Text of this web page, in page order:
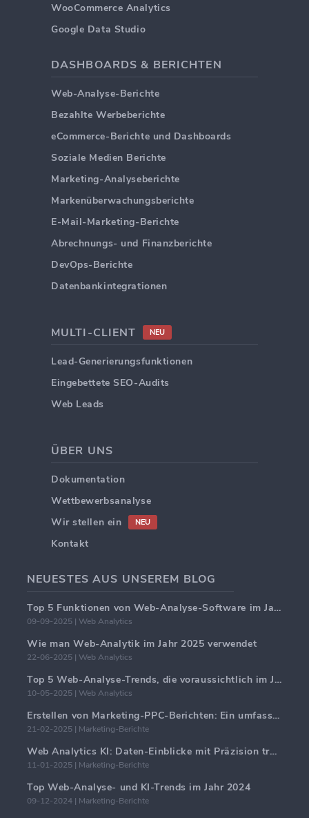
WooCommerce Analytics
Google Data Studio
DASHBOARDS & BERICHTEN
Web-Analyse-Berichte
Bezahlte Werbeberichte
eCommerce-Berichte und Dashboards
Soziale Medien Berichte
Marketing-Analyseberichte
Markenüberwachungsberichte
E-Mail-Marketing-Berichte
Abrechnungs- und Finanzberichte
DevOps-Berichte
Datenbankintegrationen
MULTI-CLIENT NEU
Lead-Generierungsfunktionen
Eingebettete SEO-Audits
Web Leads
ÜBER UNS
Dokumentation
Wettbewerbsanalyse
Wir stellen ein
NEU
Kontakt
NEUESTES AUS UNSEREM BLOG
Top 5 Funktionen von Web-Analyse-Software im Jahr 2025
09-09-2025 | Web Analytics
Wie man Web-Analytik im Jahr 2025 verwendet
22-06-2025 | Web Analytics
Top 5 Web-Analyse-Trends, die voraussichtlich im Jahr 2025 dominieren werden
10-05-2025 | Web Analytics
Erstellen von Marketing-PPC-Berichten: Ein umfassender Leitfaden
21-02-2025 | Marketing-Berichte
Web Analytics KI: Daten-Einblicke mit Präzision transformieren
11-01-2025 | Marketing-Berichte
Top Web-Analyse- und KI-Trends im Jahr 2024
09-12-2024 | Marketing-Berichte